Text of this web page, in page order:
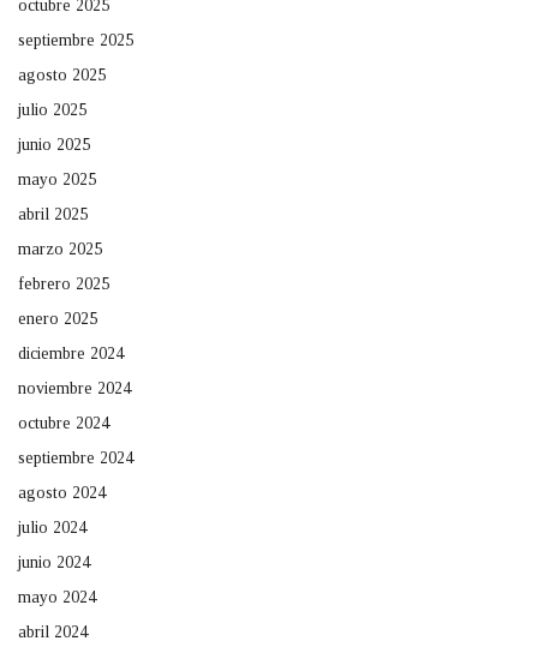
octubre 2025
septiembre 2025
agosto 2025
julio 2025
junio 2025
mayo 2025
abril 2025
marzo 2025
febrero 2025
enero 2025
diciembre 2024
noviembre 2024
octubre 2024
septiembre 2024
agosto 2024
julio 2024
junio 2024
mayo 2024
abril 2024